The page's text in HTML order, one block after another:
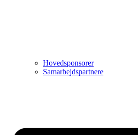
Hovedsponsorer
Samarbejdspartnere